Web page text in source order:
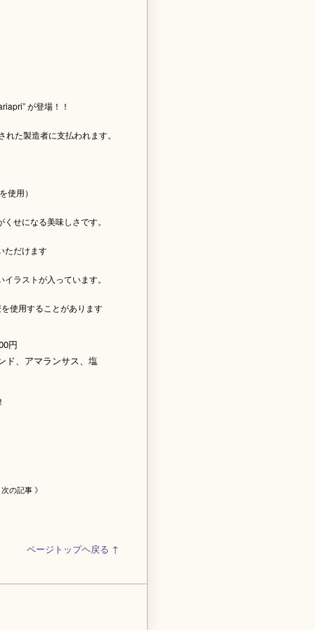
が登場！！
た製造者に支払われます。
使用）
せになる美味しさです。
ただけます
ラストが入っています。
使用することがあります
円
アマランサス、塩
記事 》
ページトップヘ戻る ↑